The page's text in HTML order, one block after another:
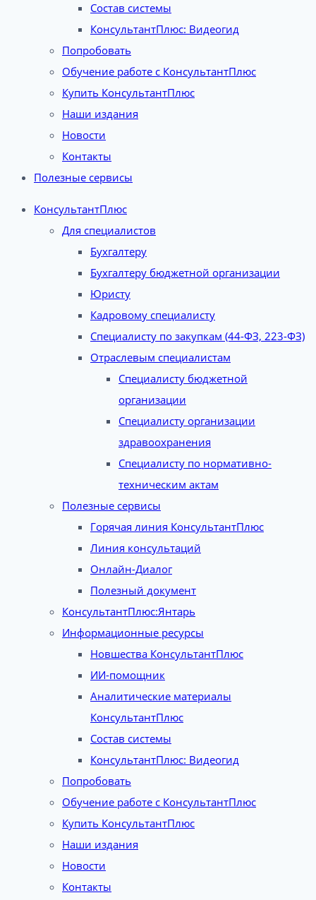
Состав системы
КонсультантПлюс: Видеогид
Попробовать
Обучение работе с КонсультантПлюс
Купить КонсультантПлюс
Наши издания
Новости
Контакты
Полезные сервисы
КонсультантПлюс
Для специалистов
Бухгалтеру
Бухгалтеру бюджетной организации
Юристу
Кадровому специалисту
Специалисту по закупкам (44-ФЗ, 223-ФЗ)
Отраслевым специалистам
Специалисту бюджетной
организации
Специалисту организации
здравоохранения
Специалисту по нормативно-
техническим актам
Полезные сервисы
Горячая линия КонсультантПлюс
Линия консультаций
Онлайн-Диалог
Полезный документ
КонсультантПлюс:Янтарь
Информационные ресурсы
Новшества КонсультантПлюс
ИИ-помощник
Аналитические материалы
КонсультантПлюс
Состав системы
КонсультантПлюс: Видеогид
Попробовать
Обучение работе с КонсультантПлюс
Купить КонсультантПлюс
Наши издания
Новости
Контакты